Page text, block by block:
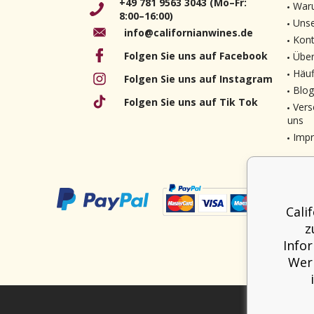
8:00–16:00)
info@californianwines.de
Folgen Sie uns auf Facebook
Folgen Sie uns auf Instagram
Folgen Sie uns auf Tik Tok
Blog
uns